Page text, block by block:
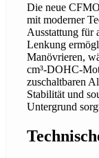
Die neue
mit moderner
Ausstattung für
Lenkung
Manövrieren,
cm³-DOHC-
zuschaltbaren
Stabilität und
Untergrund